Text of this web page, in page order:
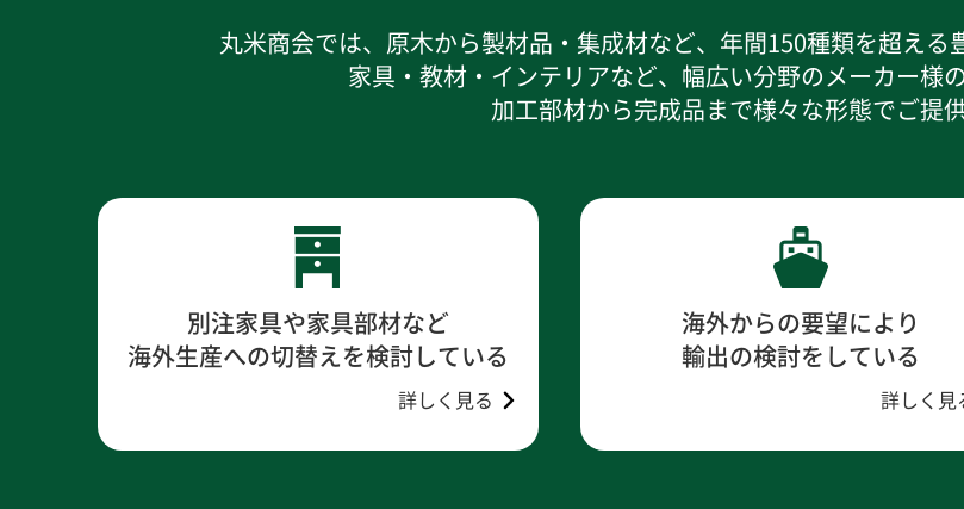
丸米商会では、原木から製材品・集成材など、年間150種類を超える
家具・教材・インテリアなど、幅広い分野のメーカー様
加工部材から完成品まで様々な形態でご提
別注家具や家具部材など
海外生産への切替えを検討している
詳しく見る
海外からの要望により
輸出の検討をしている
詳しく見